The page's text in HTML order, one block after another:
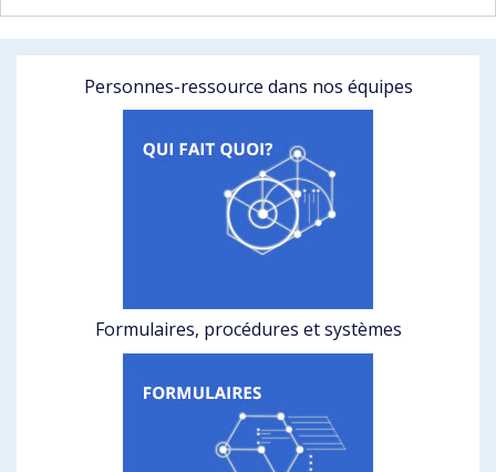
Personnes-ressource dans nos équipes
Formulaires, procédures et systèmes